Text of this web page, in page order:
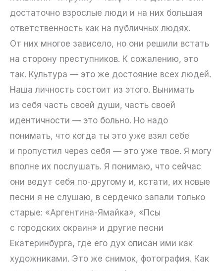
достаточно взрослые люди и на них большая
ответственность как на публичных людях.
От них многое зависело, но они решили встать
на сторону преступников. К сожалению, это
так. Культура — это же достояние всех людей.
Наша личность состоит из этого. Вынимать
из себя часть своей души, часть своей
идентичности — это больно. Но надо
понимать, что когда ты это уже взял себе
и пропустил через себя — это уже твое. Я могу
вполне их послушать. Я понимаю, что сейчас
они ведут себя по-другому и, кстати, их новые
песни я не слушаю, в сердечко запали только
старые: «Аргентина-Ямайка», «Псы
с городских окраин» и другие песни
Екатеринбурга, где его дух описан ими как
художниками. Это же снимок, фотография. Как